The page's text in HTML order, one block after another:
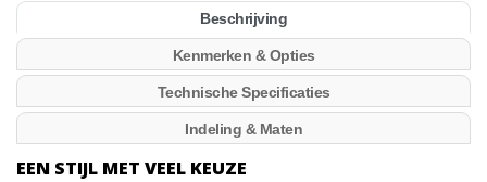
Beschrijving
Kenmerken & Opties
Technische Specificaties
Indeling & Maten
EEN STIJL MET VEEL KEUZE